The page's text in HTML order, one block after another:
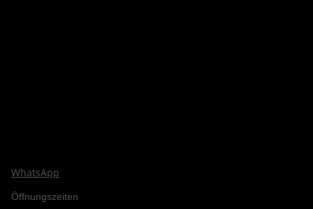
WhatsApp
Öffnungszeiten